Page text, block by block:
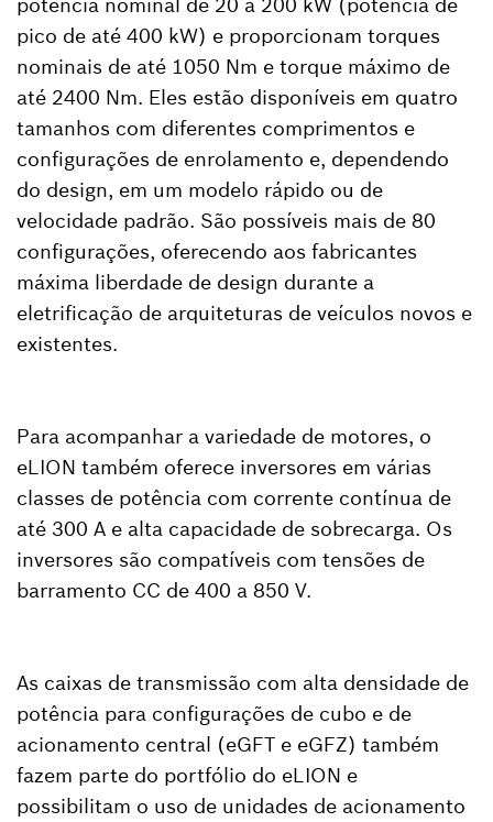
pico de até 400 kW) e proporcionam torques
nominais de até 1050 Nm e torque máximo de
até 2400 Nm. Eles estão disponíveis em quatro
tamanhos com diferentes comprimentos e
configurações de enrolamento e, dependendo
do design, em um modelo rápido ou de
velocidade padrão. São possíveis mais de 80
configurações, oferecendo aos fabricantes
máxima liberdade de design durante a
eletrificação de arquiteturas de veículos novos e
existentes.
Para acompanhar a variedade de motores, o
eLION também oferece inversores em várias
classes de potência com corrente contínua de
até 300 A e alta capacidade de sobrecarga. Os
inversores são compatíveis com tensões de
barramento CC de 400 a 850 V.
As caixas de transmissão com alta densidade de
potência para configurações de cubo e de
acionamento central (eGFT e eGFZ) também
fazem parte do portfólio do eLION e
possibilitam o uso de unidades de acionamento